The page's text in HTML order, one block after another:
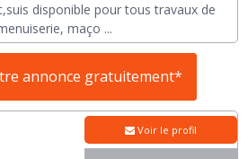
disponible pour tous travaux de
maço ...
annonce gratuitement*
Voir le profil